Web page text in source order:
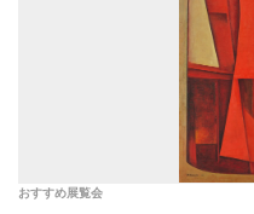
おすすめ展覧会